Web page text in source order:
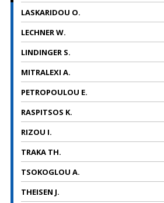
LASKARIDOU O.
LECHNER W.
LINDINGER S.
MITRALEXI A.
PETROPOULOU E.
RASPITSOS K.
RIZOU I.
TRAKA TH.
TSOKOGLOU A.
THEISEN J.